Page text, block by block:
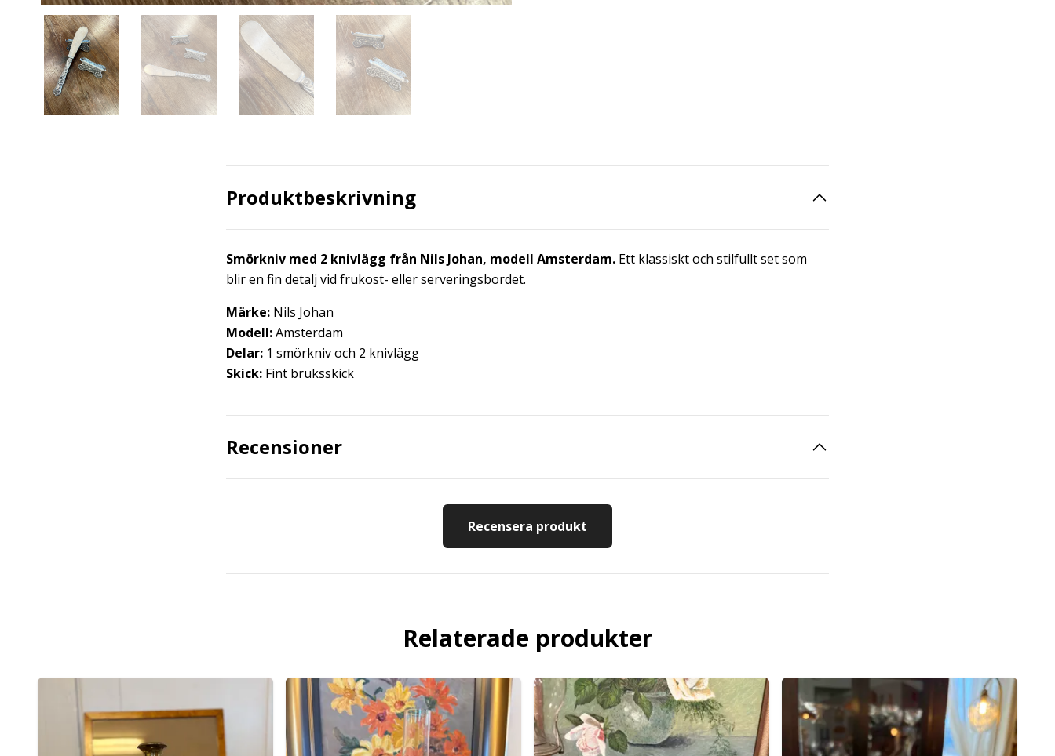
Produktbeskrivning
Smörkniv med 2 knivlägg från Nils Johan, modell Amsterdam. Ett klassiskt och stilfullt set som
blir en fin detalj vid frukost- eller serveringsbordet.
Märke: Nils Johan
Modell:Amsterdam
Delar: 1 smörkniv och 2 knivlägg
Skick: Fint bruksskick
Recensioner
Recensera produkt
Relaterade produkter